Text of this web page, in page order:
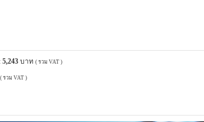
5,243 บาท ( รวม VAT )
( รวม VAT )